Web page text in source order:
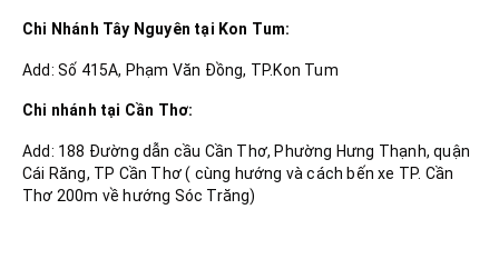
Chi Nhánh Tây Nguyên tại Kon Tum:
Add: Số 415A, Phạm Văn Đồng, TP.Kon Tum
Chi nhánh tại Cần Thơ:
Add: 188 Đường dẫn cầu Cần Thơ, Phường Hưng Thạnh, quận
Cái Răng, TP Cần Thơ ( cùng hướng và cách bến xe TP. Cần
Thơ 200m về hướng Sóc Trăng)